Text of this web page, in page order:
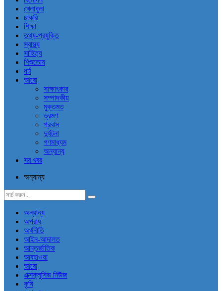
খেলাধুলা
চাকরি
শিক্ষা
তথ্য-প্রযুক্তি
স্বাস্থ্য
সাহিত্য
শিশুতোষ
ধর্ম
আরো
সাক্ষাৎকার
সম্পাদকীয়
মুক্তমত
ভ্রমণ
প্রবাস
দুর্ঘটনা
গণমাধ্যম
অন্যান্য
সব খবর
অন্যান্য
অন্যান্য
অপরাধ
অর্থনীতি
আইন-আদালত
আন্তর্জাতিক
আবহাওয়া
আরো
এক্সক্লুসিভ নিউজ
কৃষি